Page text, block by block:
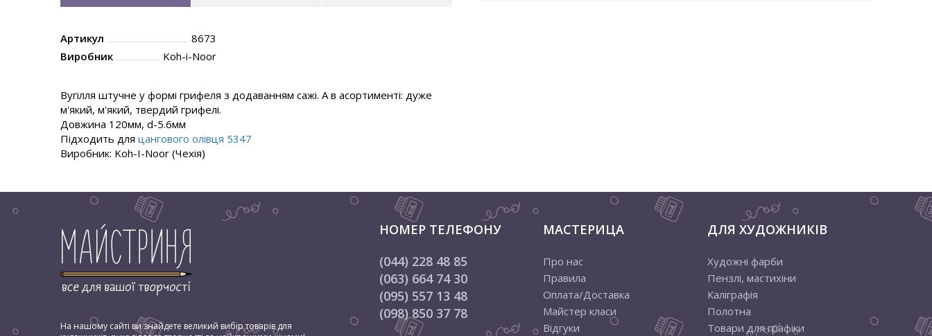
Артикул
8673
Виробник
Koh-i-Noor
Вугілля штучне у формі грифеля з додаванням сажі. А в асортименті: дуже
м'який, м'який, твердий грифелі.
Довжина 120мм, d-5.6мм
Підходить для цангового олівця 5347
Виробник: Koh-I-Noor (Чехія)
На нашому сайті ви знайдете великий вибір товарів для
НОМЕР ТЕЛЕФОНУ
(044) 228 48 85
(063) 664 74 30
(095) 557 13 48
(098) 850 37 78
МАСТЕРИЦА
Про нас
Правила
Оплата/Доставка
Майстер класи
Відгуки
ДЛЯ ХУДОЖНИКІВ
Художні фарби
Пензлі, мастихіни
Каліграфія
Полотна
Товари для графіки